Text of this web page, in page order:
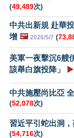
(49,489次)
中共出新規 赴華
增 🖼️ 2026/5/7 (
美軍一夜擊沉6艘
該舉白旗投降」
▶️
中共施壓尚比亞
(52,078次)
習近平引蛇出洞
(54,716次)